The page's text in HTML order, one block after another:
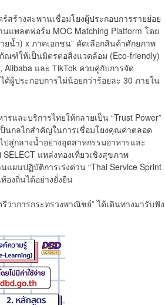
ร้างสะพานเชื่อมโยงผู้ประกอบการรายย่อย
แพลตฟอร์ม MOC Matching Platform โดย
น้ำ) x ภาคเอกชน” คัดเลือกสินค้าศักยภาพ
ณฑ์ให้เป็นมิตรต่อสิ่งแวดล้อม (Eco-friendly)
และ TikTok ควบคู่กับการจัด
ด้ผู้ประกอบการไม่น้อยกว่าร้อยละ 30 ภายใน
และบริการไทยให้กลายเป็น “Trust Power”
ป็นกลไกสำคัญในการเชื่อมโยงคุณค่าตลอด
สู่กลางน้ำอย่างอุตสาหกรรมอาหารและ
แหล่งท่องเที่ยวเชิงสุขภาพ
ผนปฏิบัติการเร่งด่วน “Thai Service Sprint
องถิ่นได้อย่างยั่งยืน
ว่าการกระทรวงพาณิชย์” ได้เดินทางมารับฟัง